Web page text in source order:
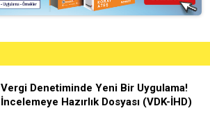
Vergi Denetiminde Yeni Bir Uygulama!
İncelemeye Hazırlık Dosyası (VDK-İHD)